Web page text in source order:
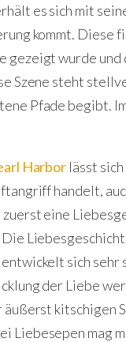
es sich mit
kommt. Diese
gezeigt wurde
Szene steht
Pfade begibt.
Harbor lässt
handelt,
eine
sich sehr
der Liebe
kitschigen
Liebesepen mag